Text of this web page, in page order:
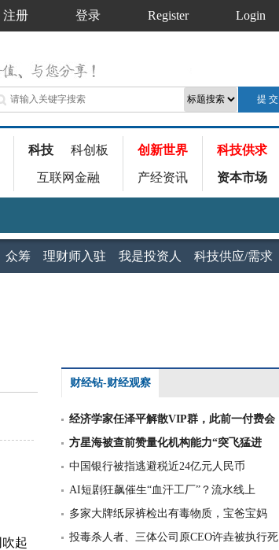
注册 登录 Register Login
科技 科创板
互联网金融
创新世界
产经资讯
科技供求
资本市场
众筹 理财师入驻 我是投资人 科技供应/需求
起
财经钻-财经观察
经济学家任泽平解散VIP群，此前一付费会
方星海被查前赞量化机构能力“突飞猛进
中国银行被指逃避税近24亿元人民币
AI短剧狂飙催生“血汗工厂”？流水线上
多家大牌纸尿裤检出有毒物质，宝爸宝妈
投毒杀人者、三体公司原CEO许垚被执行死